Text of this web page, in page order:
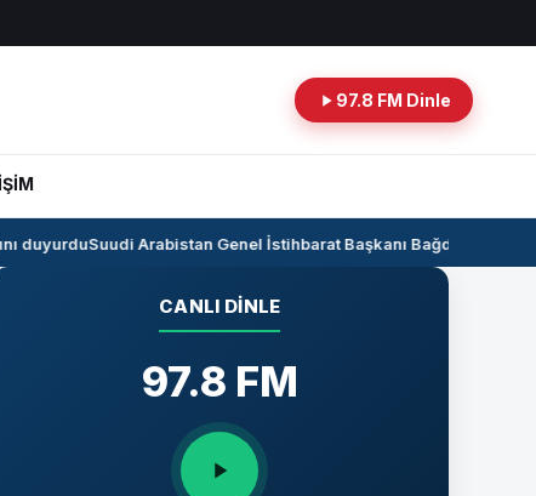
97.8 FM Dinle
duyurduSuudi Arabistan Genel İstihbarat Başkanı Bağdat’ta
CANLI DINLE
97.8 FM